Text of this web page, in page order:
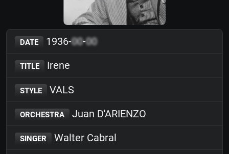
DATE 1936-00-00
TITLE Irene
STYLE VALS
ORCHESTRA Juan D'ARIENZO
SINGER Walter Cabral